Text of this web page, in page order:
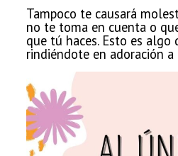
Tampoco te causará
no te toma en cuenta o
que tú haces. Esto es
rindiéndote en adoración a